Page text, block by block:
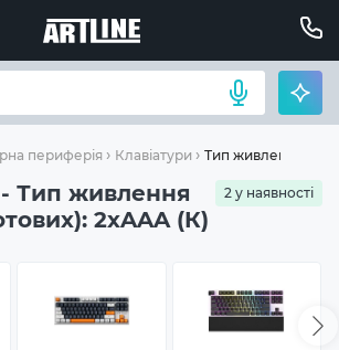
периферія Клавіатури Тип живлення (для
- Тип живлення
2xAAA (К)
2 у наявності